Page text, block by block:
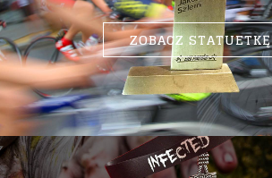
ZOBACZ STATUETKĘ